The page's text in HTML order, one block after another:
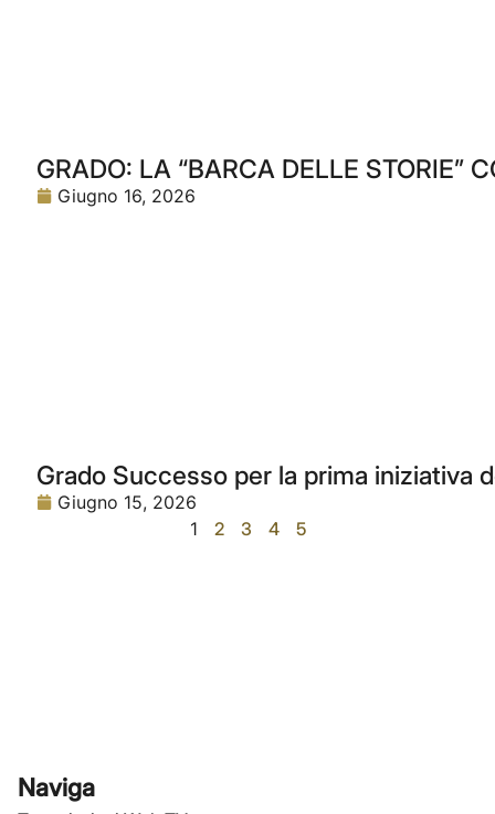
GRADO: LA “BARCA DELLE STORIE”
Giugno 16, 2026
Grado Successo per la prima iniziativa
Giugno 15, 2026
1
2 3 4 5
Naviga